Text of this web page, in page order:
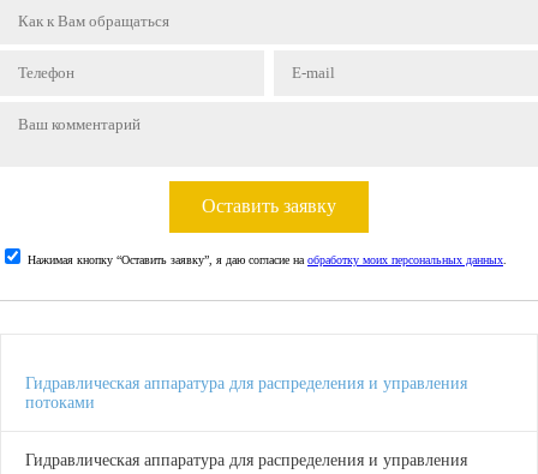
Оставить заявку
Нажимая кнопку “Оставить заявку”, я даю согласие на обработку моих персональных данных
Гидравлическая аппаратура для распределения и управления
потоками
Гидравлическая аппаратура для распределения и управления